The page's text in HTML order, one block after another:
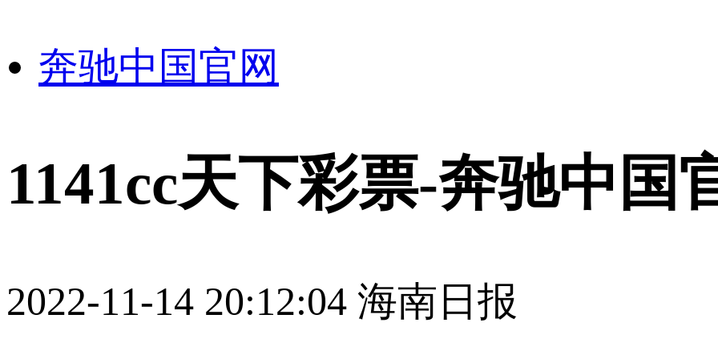
奔驰中国官网
1141cc天下彩票-奔驰中国
2022-11-14 20:12:04 海南日报